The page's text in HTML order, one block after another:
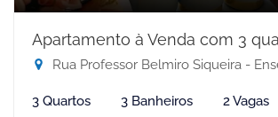
Apartamento à Venda com 3
Rua Professor Belmiro Siqueira - Enseada
3 Quartos 3 Banheiros 2 Vagas